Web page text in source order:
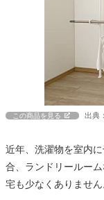
この商品を見る 出典
近年、洗濯物を室内
合、ランドリールー
宅も少なくありません